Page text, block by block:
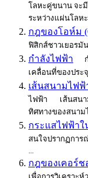
โลหะคู่ขนาน จะ
ระหว่างแผ่นโลหะ
กฎของโอห์ม
ฟิสิกส์ชาวเยอรมั
กำลังไฟฟ้า
ก
เคลื่อนที่ของประ
เส้นสนามไฟ
ไฟฟ้า เส้นสนาม
ทิศทางของสนาม
กระแสไฟฟ้าใ
สนใจปรากฏการ
กฎของเคอร์